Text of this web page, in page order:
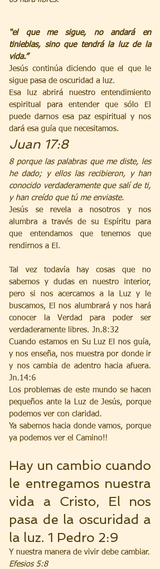
“el que me sigue, no andará en
tinieblas, sino que tendrá la luz de la
vida.”
Jesús continúa diciendo que el que le
sigue pasa de oscuridad a luz.
Esa luz abrirá nuestro entendimiento
espiritual para entender que sólo El
puede darnos esa paz espiritual y nos
dará esa guía que necesitamos.
Juan 17:8
8 porque las palabras que me diste, les
he dado; y ellos las recibieron, y han
conocido verdaderamente que salí de ti,
y han creído que tú me enviaste.
Jesús se revela a nosotros y nos
alumbra a través de su Espíritu para
que entendamos que tenemos que
rendirnos a El.
Tal vez todavía hay cosas que no
sabemos y dudas en nuestro interior,
pero si nos acercamos a la Luz y le
buscamos, El nos alumbrará y nos hará
conocer la Verdad para poder ser
verdaderamente libres. Jn.8:32
Cuando estamos en Su Luz El nos guía,
y nos enseña, nos muestra por donde ir
y nos cambia de adentro hacia afuera.
Jn.14:6
Los problemas de este mundo se hacen
pequeños ante la Luz de Jesús, porque
podemos ver con claridad.
Ya sabemos hacia donde vamos, porque
ya podemos ver el Camino!!
Hay un cambio cuando
le entregamos nuestra
vida a Cristo, El nos
pasa de la oscuridad a
la luz. 1 Pedro 2:9
Y nuestra manera de vivir debe cambiar.
Efesios 5:8